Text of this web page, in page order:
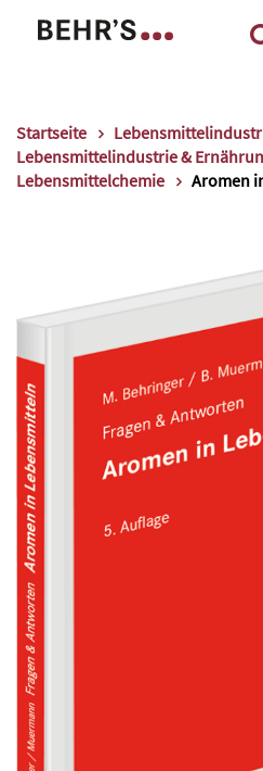
Startseite
Lebensmittelindustrie &
Lebensmittelchemie
Aromen